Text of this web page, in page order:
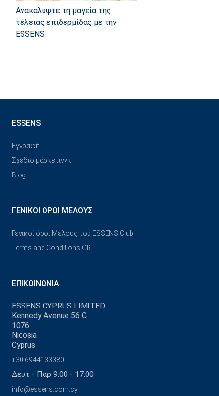
Ανακαλύψτε τη μαγεία της
τέλειας επιδερμίδας με την
ESSENS
ESSENS
Εγγραφή
Σχέδιο μάρκετινγκ
Blog
ΓΕΝΙΚΟΊ ΌΡΟΙ ΜΈΛΟΥΣ
Γενικοί όροι Μέλους του ESSENS Club
Terms and Conditions GR
ΕΠΙΚΟΙΝΩΝΊΑ
ESSENS CYPRUS LIMITED
Kennedy Avenue 56 C
1076
Nicosia
Cyprus
+30 6944133380
Δευτ - Παρ 9:00 - 17:00
info@essens.com.cy